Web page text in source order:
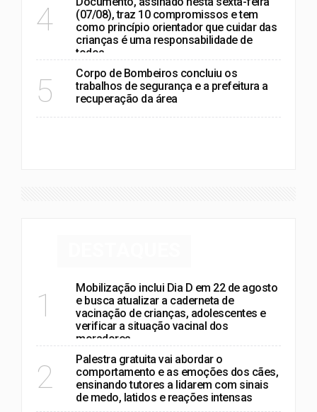
4
(07/08), traz 10 compromissos e tem
como princípio orientador que cuidar das
crianças é uma responsabilidade de
todos
5
Corpo de Bombeiros concluiu os
trabalhos de segurança e a prefeitura a
recuperação da área
1
Mobilização inclui Dia D em 22 de agosto
e busca atualizar a caderneta de
vacinação de crianças, adolescentes e
verificar a situação vacinal dos
moradores
2
Palestra gratuita vai abordar o
comportamento e as emoções dos cães,
ensinando tutores a lidarem com sinais
de medo, latidos e reações intensas